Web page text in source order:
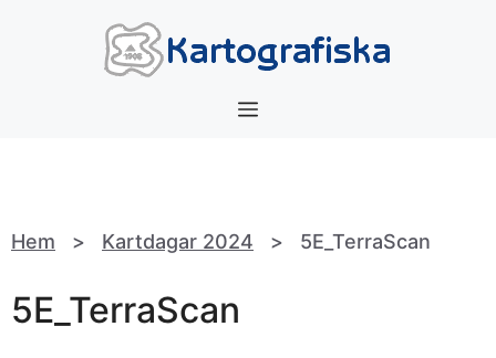
Meny
Hem > Kartdagar 2024 > 5E_TerraScan
5E_TerraScan